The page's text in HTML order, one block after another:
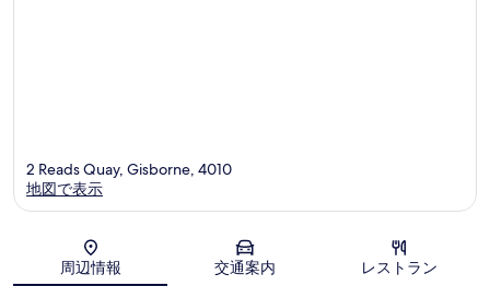
地図
2 Reads Quay, Gisborne, 4010
地図で表示
周辺情報 交通案内 レストラン